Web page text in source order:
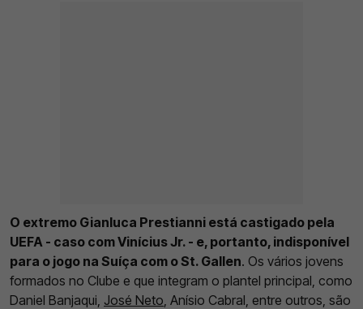
O extremo Gianluca Prestianni está castigado pela
UEFA - caso com Vinícius Jr. - e, portanto, indisponível
para o jogo na Suíça com o St. Gallen. Os vários jovens
formados no Clube e que integram o plantel principal, como
Daniel Banjaqui, José Neto , Anísio Cabral, entre outros, são